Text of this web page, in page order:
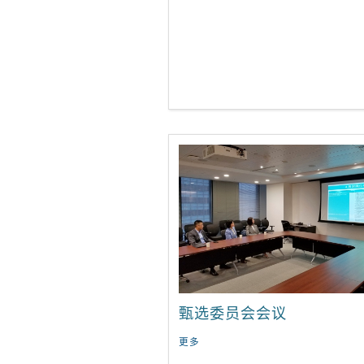
甄选委员会会议
更多